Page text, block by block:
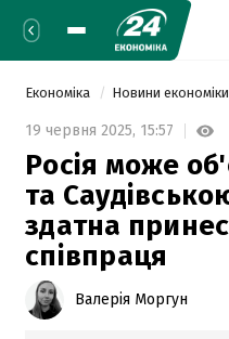
Економіка Новини економіки
19 червня 2025, 15:57
Росія може
та
здатна
співпраця
Валерія Моргун